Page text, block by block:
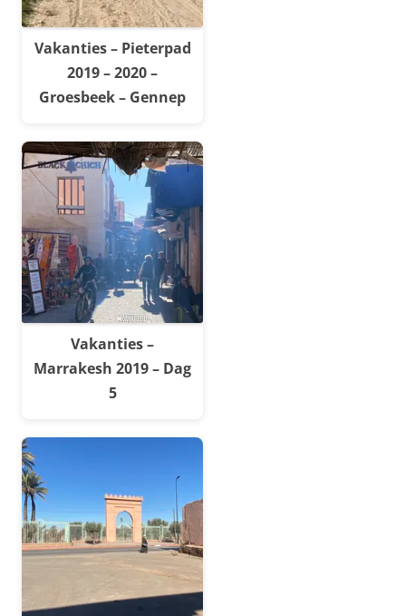
Vakanties – Pieterpad
2019 – 2020 –
Groesbeek – Gennep
Vakanties –
Marrakesh 2019 – Dag
5